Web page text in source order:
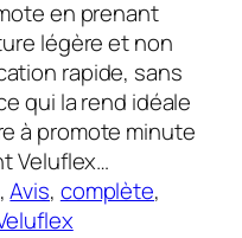
en prenant
légère et non
rapide, sans
qui la rend idéale
à promote minute
Veluflex…
, Avis, complète